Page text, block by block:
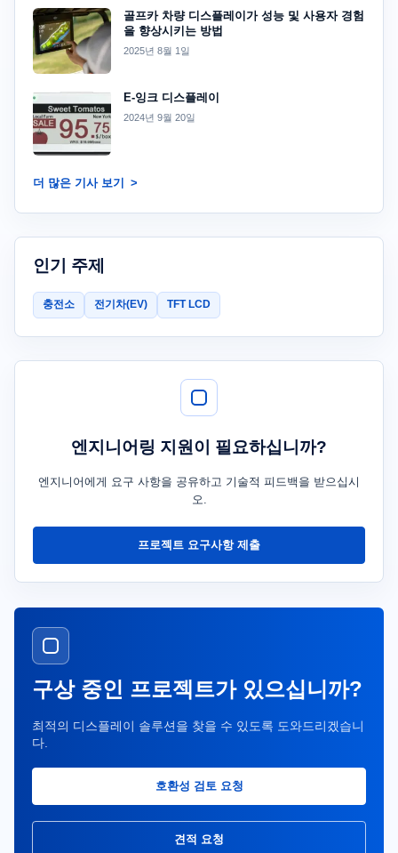
골프카 차량 디스플레이가 성능 및 사용자 경험
을 향상시키는 방법
2025년 8월 1일
E-잉크 디스플레이
2024년 9월 20일
더 많은 기사 보기
인기 주제
충전소 전기차(EV) TFT LCD
엔지니어링 지원이 필요하십니까?
엔지니어에게 요구 사항을 공유하고 기술적 피드백을 받으십시
오.
프로젝트 요구사항 제출
구상 중인 프로젝트가 있으십니까?
최적의 디스플레이 솔루션을 찾을 수 있도록 도와드리겠습니
다.
호환성 검토 요청
견적 요청